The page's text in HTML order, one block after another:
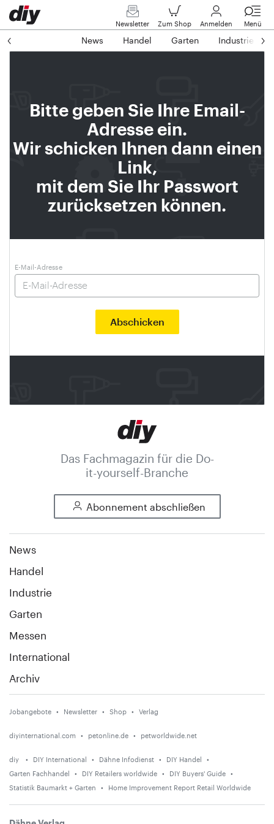
Newsletter Zum Shop Anmelden Menü
News Handel Garten Industrie
Bitte geben Sie Ihre Email-
Adresse ein.
Wir schicken Ihnen dann einen
Link,
mit dem Sie Ihr Passwort
zurücksetzen können.
E-Mail-Adresse
Das Fachmagazin für die Do-
it-yourself-Branche
Abonnement abschließen
News
Handel
Industrie
Garten
Messen
International
Archiv
Jobangebote Newsletter Shop Verlag
diyinternational.com petonline.de petworldwide.net
diy DIY International Dähne Infodienst
DIY Handel
Garten Fachhandel
DIY Retailers worldwide
DIY Buyers' Guide
Statistik Baumarkt + Garten
Home Improvement Report Retail Worldwide